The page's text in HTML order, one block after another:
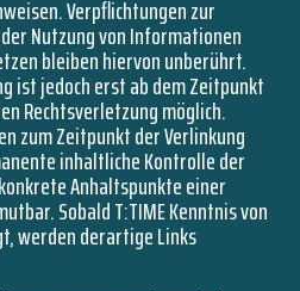
Verpflichtungen zur
Nutzung von Informationen
bleiben hiervon unberührt.
ist jedoch erst ab dem Zeitpunkt
Rechtsverletzung möglich.
zum Zeitpunkt der Verlinkung
inhaltliche Kontrolle der
Anhaltspunkte einer
Sobald T:TIME Kenntnis von
werden derartige Links